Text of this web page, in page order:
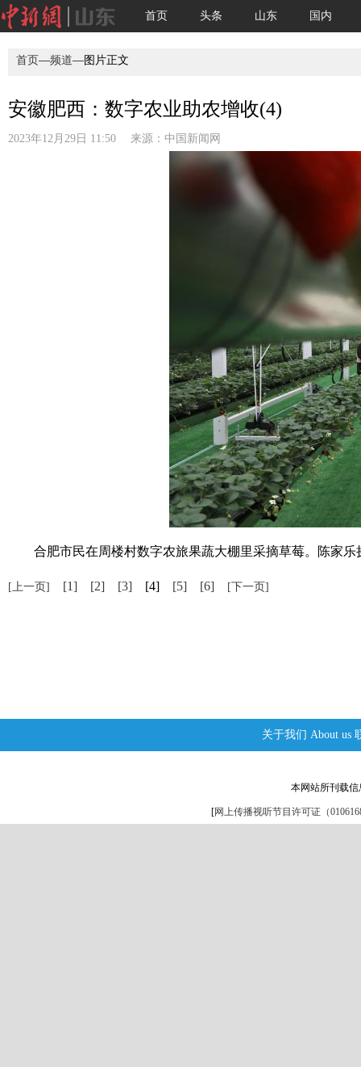
首页 头条 山东 国内
首页—频道—图片正文
安徽肥西：数字农业助农增收(4)
2023年12月29日 11:50 来源： 中国新闻网
合肥市民在周楼村数字农旅果蔬大棚里采摘草莓。陈家乐
[上一页] [1] [2] [3] [4] [5] [6] [下一页]
关于我们 About us
本网站所刊载
[网上传播视听节目许可证（